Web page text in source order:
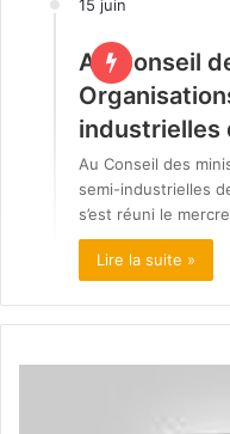
15 juin
Au Conseil
industrielles
Au Conseil des
semi-industrielles
s’est réuni le
Lire la suite »